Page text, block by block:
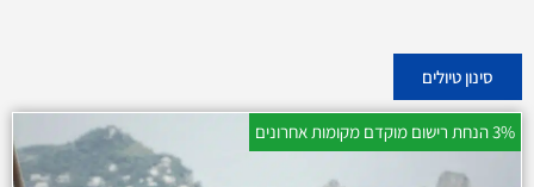
סינון טיולים
3% הנחת רישום מוקדם מקומות אחרונים